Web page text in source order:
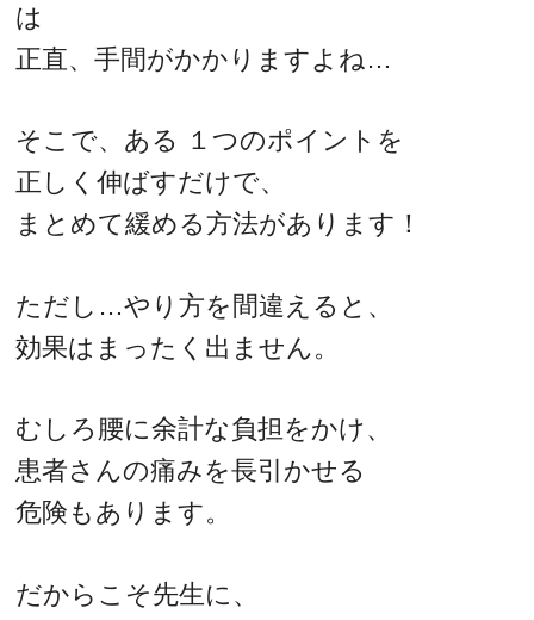
は
正直、手間がかかりますよね…
そこで、ある １つのポイントを
正しく伸ばすだけで、
まとめて緩める方法があります！
ただし…やり方を間違えると、
効果はまったく出ません。
むしろ腰に余計な負担をかけ、
患者さんの痛みを長引かせる
危険もあります。
だからこそ先生に、